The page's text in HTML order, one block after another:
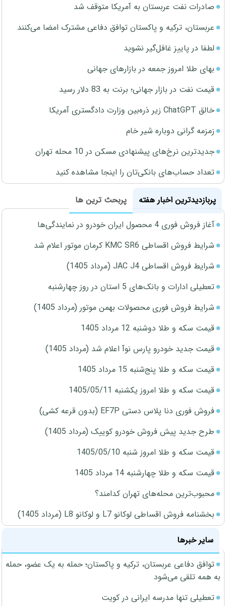
صادرات نفت عربستان به آمریکا متوقف شد
عربستان، ترکیه و پاکستان توافق دفاعی مشترک امضا می‌کنند
لطفا در پاییز غافل‌گیر نشوید
بهای طلا امروز جمعه در بازارهای جهانی
قیمت نفت در بازار جهانی؛ برنت به 83 دلار رسید
خالق ChatGPT زیر ذره‌بین وزارت دادگستری آمریکا
زمزمه گرانی دوباره شیر خام
جدیدترین نرخ‌های پیشنهادی مسکن در 10 محله تهران
تعداد حساب‌های بانکی‌تان را اینجا مشاهده کنید
پربازدیدترین اخبار هفته
پربحث ترین ها
آغاز فروش فوری 4 محصول ایران خودرو در نمایندگی‌ها
شرایط فروش اقساطی KMC SR6 کرمان موتور اعلام شد
شرایط فروش اقساطی JAC J4 (مرداد 1405)
تعطیلی ادارات و بانک‌های 5 استان در روز چهارشنبه
شرایط فروش فوری محصولات بهمن موتور (مرداد 1405)
قیمت سکه و طلا دوشنبه 12 مرداد 1405
قیمت جدید خودرو پارس نوآ اعلام شد (مرداد 1405)
قیمت سکه و طلا پنج‌شنبه 15 مرداد 1405
قیمت سکه و طلا امروز یکشنبه 1405/05/11
فروش فوری دنا پلاس دستی EF7P (بدون قرعه کشی)
طرح جدید پیش فروش خودرو کوییک (مرداد 1405)
قیمت سکه و طلا امروز شنبه 1405/05/10
قیمت سکه و طلا چهارشنبه 14 مرداد 1405
محبوب‌ترین محله‌های تهران کدامند؟
بخشنامه فروش اقساطی لوکانو L7 و لوکانو L8 (مرداد 1405)
سایر خبرها
توافق دفاعی عربستان، ترکیه و پاکستان؛ حمله به یک عضو، حمله
به همه تلقی می‌شود
تعطیلی تنها مدرسه ایرانی در کویت